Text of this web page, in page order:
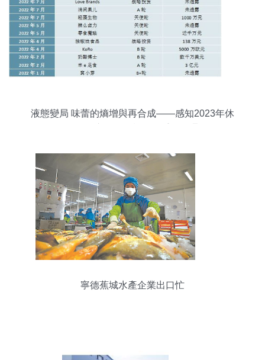
液態變局 味蕾的熵增與再合成——感知2023年休
寧德蕉城水產企業出口忙